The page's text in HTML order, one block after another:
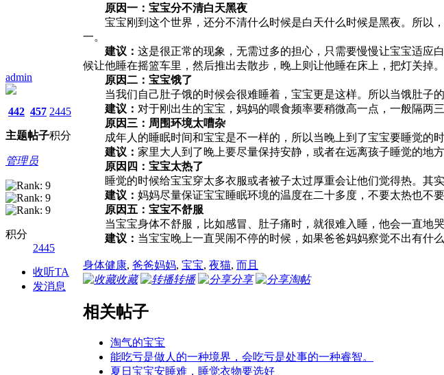
admin
442
主题
457
帖子
2445
积分
管理员
积分
2445
收听TA
发消息
原因一：宝宝分不清白天黑夜
宝宝刚到这个世界，还分不清什么时候是白天什么时候是黑夜。所以
一。
建议： 这是很正常的现象，无需过多的担心，只需要慢慢让宝宝适应
候让他睡在摇篮车里，然后推出去散步，晚上则让他睡在床上，把灯关掉
原因二：宝宝饿了
当我们自己肚子饿的时候会很难睡着，宝宝更是这样。所以当饿肚子的
建议： 对于刚出生的宝宝，妈妈的喂食频率要稍微高一点，一般隔两
原因三：周围环境太嘈杂
成年人的睡眠时间和宝宝是不一样的，所以当晚上到了宝宝要睡觉的时
建议： 家里大人到了晚上要尽量保持安静，或者在远离孩子睡觉的地方
原因四：宝宝太热了
睡觉的时候给宝宝穿太多衣服或者被子太过厚重会让他们觉得热。其实
建议： 妈妈尽量保证宝宝睡眠环境的温度在二十多度，不要太热也不
原因五：宝宝不舒服
当宝宝身体不舒服，比如感冒、肚子痛时，就很难入睡，他会一直地哭
建议： 当宝宝晚上一直哭闹不停的时候，如果爸爸妈妈察觉不出有什
身体健康, 爸爸妈妈, 宝宝, 夜猫, 而且
收藏
转播 分享 淘帖
相关帖子
淘气的宝宝
能吃亏是做人的一种境界，会吃亏是处事的一种睿智。
夏日宝宝安睡难，睡觉衣物要选好